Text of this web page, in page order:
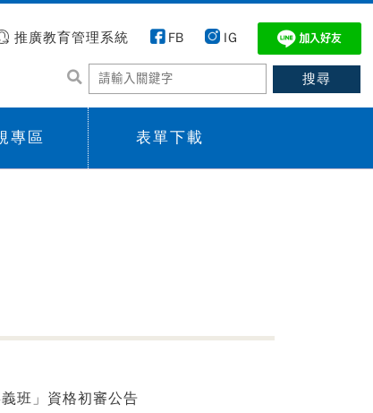
推廣教育管理系統 FB IG
專區 表單下載
班」資格初審公告